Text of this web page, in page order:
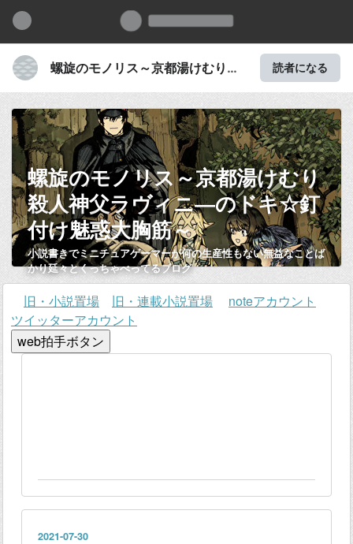
螺旋のモノリス～京都湯けむり殺
魅惑大胸筋～
読者になる
螺旋のモノリス～京都湯けむり
殺人神父ラヴィニ―のドキ☆釘
付け魅惑大胸筋～
小説書きでミニチュアゲーマーが何の生産性もない無益なことば
かり延々とくっちゃべってるブログ
旧・小説置場 旧・連載小説置場
noteアカウント
ツイッターアカウント
2021-07-30